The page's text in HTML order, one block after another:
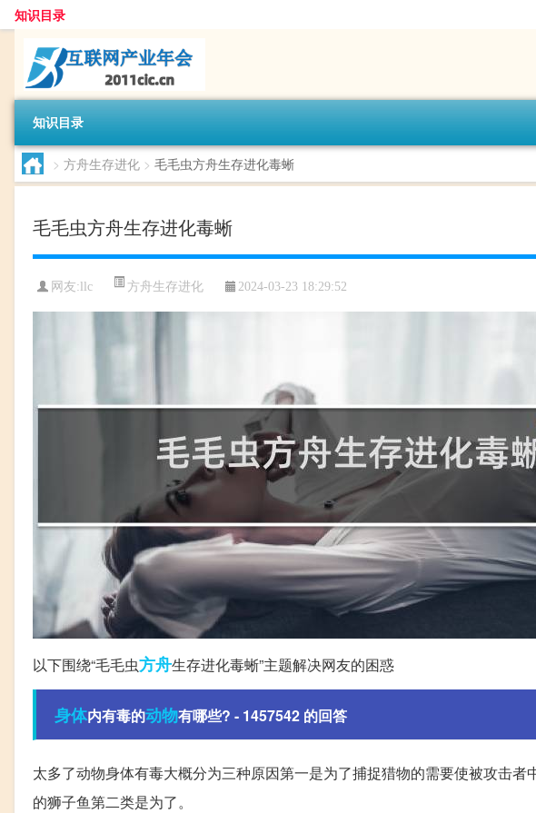
知识目录
知识目录
> 方舟生存进化 > 毛毛虫方舟生存进化毒蜥
毛毛虫方舟生存进化毒蜥
网友: llc 方舟生存进化 2024-03-23 18:29:52
以下围绕“毛毛虫方舟生存进化毒蜥”主题解决网友的困惑
身体内有毒的动物有哪些? - 1457542 的回答
太多了动物身体有毒大概分为三种原因第一是为了捕捉猎物的需要使被攻击
的狮子鱼第二类是为了。